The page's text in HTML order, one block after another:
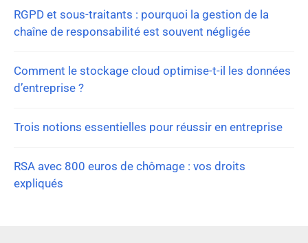
RGPD et sous-traitants : pourquoi la gestion de la
chaîne de responsabilité est souvent négligée
Comment le stockage cloud optimise-t-il les données
d’entreprise ?
Trois notions essentielles pour réussir en entreprise
RSA avec 800 euros de chômage : vos droits
expliqués